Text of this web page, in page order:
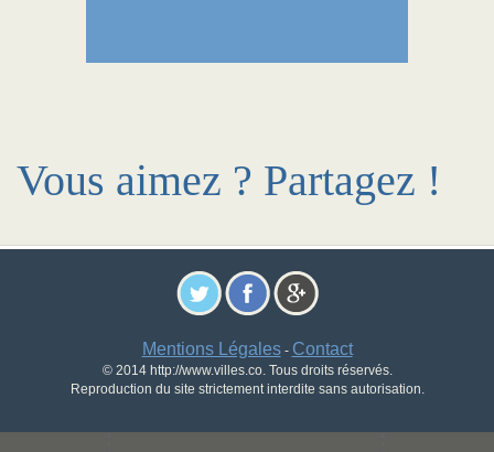
Vous aimez ? Partagez !
Mentions Légales- Contact
© 2014 http://www.villes.co. Tous droits réservés.
Reproduction du site strictement interdite sans autorisation.